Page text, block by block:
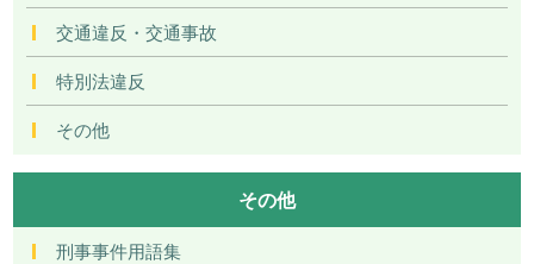
交通違反・交通事故
特別法違反
その他
その他
刑事事件用語集